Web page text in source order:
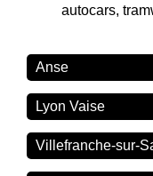
autocars,
Anse
Lyon Vaise
Villefranche-sur-